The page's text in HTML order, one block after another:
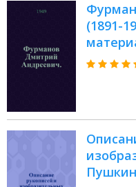
(1891-
522 :